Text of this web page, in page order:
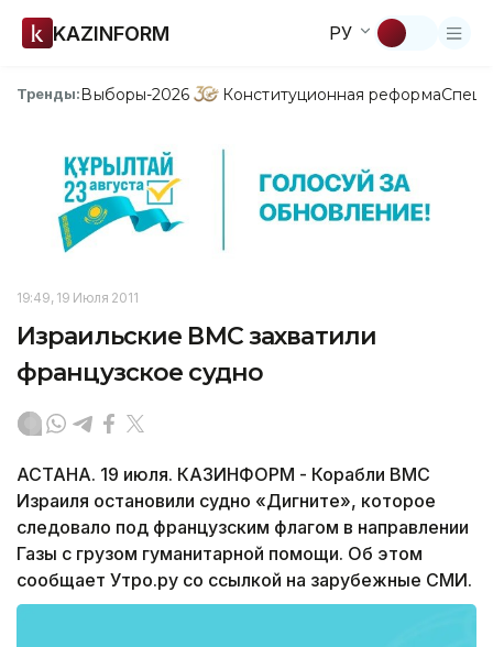
KAZINFORM РУ
Тренды:Выборы-2026 Конституционная реформа
19:49, 19 Июля 2011
Израильские ВМС захватили
французское судно
АСТАНА. 19 июля. КАЗИНФОРМ - Корабли ВМС
Израиля остановили судно «Дигните», которое
следовало под французским флагом в направлении
Газы с грузом гуманитарной помощи. Об этом
сообщает Утро.ру со ссылкой на зарубежные СМИ.